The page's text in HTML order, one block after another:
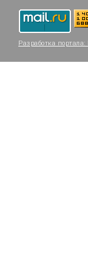
Разработка портала: